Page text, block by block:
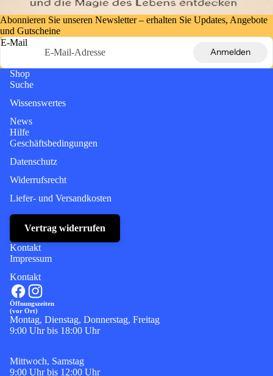
Abonnieren Sie unseren Newsletter – erhalten Sie Updates, Angebote
und Gutscheine
E-Mail
Anmelden
Shop
Suche
Wissenswertes
News
Hilfe
Geschäftsbedingungen
Datenschutz
Widerrufsrecht
Liefer- und Versandkosten
Vertrag widerrufen
Kontakt
Impressum
Kontakt
Öffnungszeiten
(vor Ort)
Montag, Dienstag, Donnerstag, Freitag
9:00 Uhr bis 18:00 Uhr
Mittwoch, Samstag
9:00 Uhr bis 12:00 Uhr